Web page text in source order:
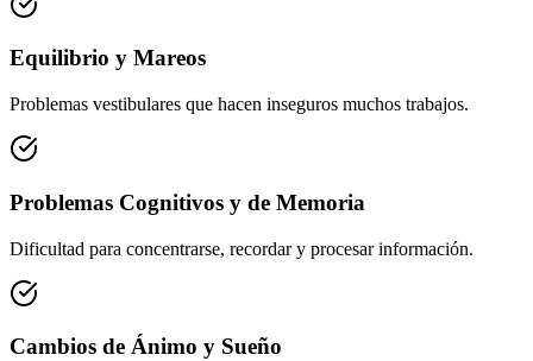
Equilibrio y Mareos
Problemas vestibulares que hacen inseguros muchos trabajos.
Problemas Cognitivos y de Memoria
Dificultad para concentrarse, recordar y procesar información.
Cambios de Ánimo y Sueño